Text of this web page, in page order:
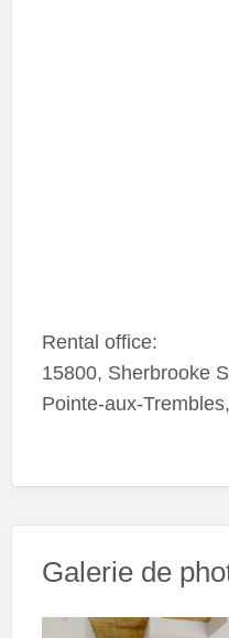
Rental office:
15800, Sherbrooke
Pointe-aux-
Galerie de